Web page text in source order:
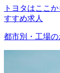
トヨタはここ
すすめ求人
都市別・工場